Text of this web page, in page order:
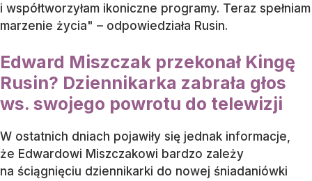
i współtworzyłam ikoniczne programy. Teraz spełniam
marzenie życia" – odpowiedziała Rusin.
Edward Miszczak przekonał Kingę
Rusin? Dziennikarka zabrała głos
ws. swojego powrotu do telewizji
W ostatnich dniach pojawiły się jednak informacje,
że Edwardowi Miszczakowi bardzo zależy
na ściągnięciu dziennikarki do nowej śniadaniówki